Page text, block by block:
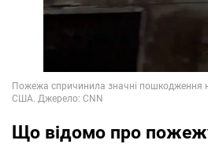
Що відомо про